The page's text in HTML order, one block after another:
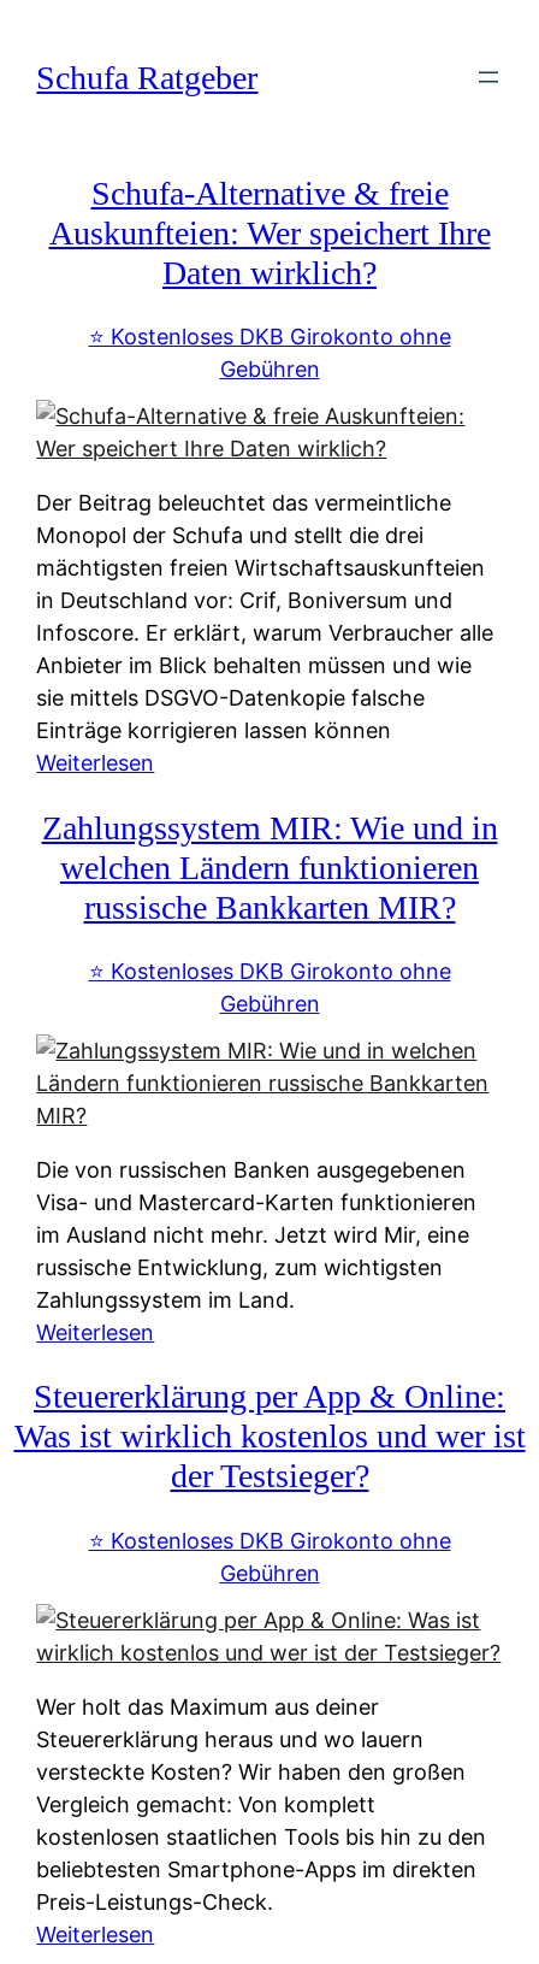
springen
Schufa Ratgeber
Schufa-Alternative & freie
Auskunfteien: Wer speichert Ihre
Daten wirklich?
⭐️ Kostenloses DKB Girokonto ohne
Gebühren
Der Beitrag beleuchtet das vermeintliche
Monopol der Schufa und stellt die drei
mächtigsten freien Wirtschaftsauskunfteien
in Deutschland vor: Crif, Boniversum und
Infoscore. Er erklärt, warum Verbraucher alle
Anbieter im Blick behalten müssen und wie
sie mittels DSGVO-Datenkopie falsche
Einträge korrigieren lassen können
Weiterlesen
c
h
u
f
-
l
t
n
a
t
i
v
e
&
f
r
e
u
s
u
n
f
t
e
i
e
Zahlungssystem MIR: Wie und in
welchen Ländern funktionieren
russische Bankkarten MIR?
⭐️ Kostenloses DKB Girokonto ohne
Gebühren
Die von russischen Banken ausgegebenen
Visa- und Mastercard-Karten funktionieren
im Ausland nicht mehr. Jetzt wird Mir, eine
russische Entwicklung, zum wichtigsten
Zahlungssystem im Land.
Weiterlesen
a
h
g
s
y
t
e
m
M
I
R
:
W
Steuererklärung per App & Online:
Was ist wirklich kostenlos und wer ist
der Testsieger?
⭐️ Kostenloses DKB Girokonto ohne
Gebühren
Wer holt das Maximum aus deiner
Steuererklärung heraus und wo lauern
versteckte Kosten? Wir haben den großen
Vergleich gemacht: Von komplett
kostenlosen staatlichen Tools bis hin zu den
beliebtesten Smartphone-Apps im direkten
Preis-Leistungs-Check.
Weiterlesen